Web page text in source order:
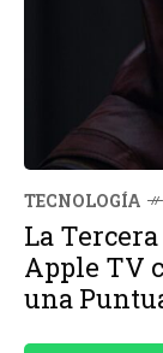
TECNOLOGÍA
La
Apple TV
una